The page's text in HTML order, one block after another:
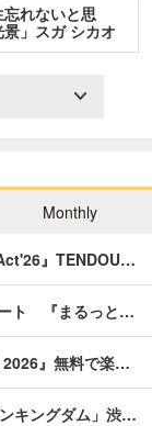
忘れないと思
景」スガ シカオ
Monthly
』TENDOU…
ート 『まるっと…
2026』無料で楽…
キングダム」渋…